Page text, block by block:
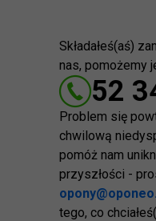
Składałeś(aś)
nas, pomożemy
52
Problem się
chwilową
pomóż nam
przyszłości -
tego, co